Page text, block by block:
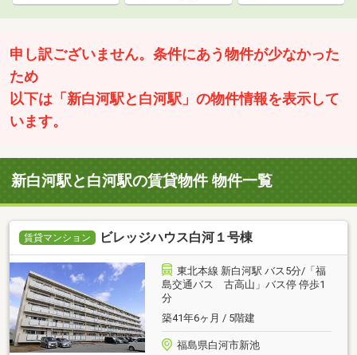
申し訳ございません。条件にあう物件が少なかった
ため
以下は「新白河駅と白河駅」の物件情報を表示して
います。
新白河駅と白河駅の賃貸物件 物件一覧
賃貸マンション ビレッジハウス白河１号棟
東北本線 新白河駅 バス5分/「福
島交通バス 古高山」バス停 停歩1
分
築41年6ヶ月 / 5階建
福島県白河市新池